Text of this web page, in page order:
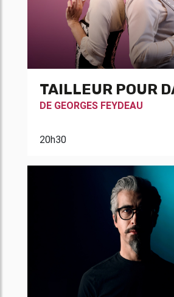
TAILLEUR POUR
DE GEORGES FEYDEAU
20h30